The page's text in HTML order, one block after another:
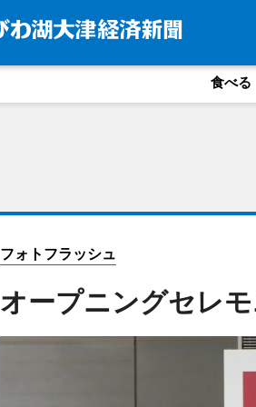
食べる
フォトフラッシュ
オープニングセレ